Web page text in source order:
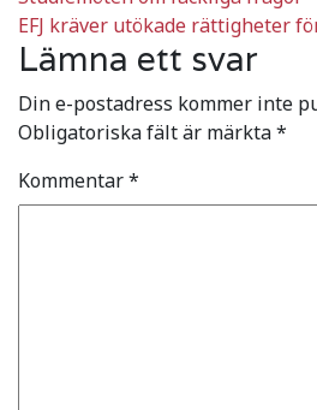
EFJ kräver utökade rättigheter
Lämna ett svar
Din e-postadress kommer inte
Obligatoriska fält är märkta*
Kommentar*